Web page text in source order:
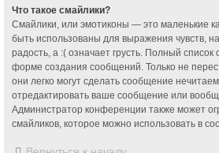
Что такое смайлики?
Смайлики, или эмотиконы — это маленькие
быть использованы для выражения чувств,
радость, а :( означает грусть. Полный
форме создания сообщений. Только не
они легко могут сделать сообщение
отредактировать ваше сообщение или
Администратор конференции также может
смайликов, которое можно использовать в